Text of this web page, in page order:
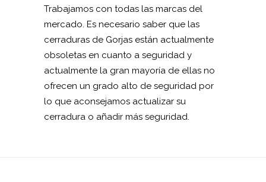
Trabajamos con todas las marcas del
mercado. Es necesario saber que las
cerraduras de Gorjas están actualmente
obsoletas en cuanto a seguridad y
actualmente la gran mayoría de ellas no
ofrecen un grado alto de seguridad por
lo que aconsejamos actualizar su
cerradura o añadir más seguridad.